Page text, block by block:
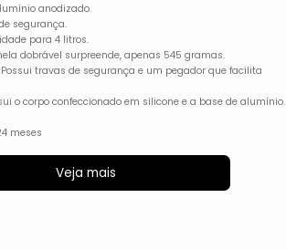
anodizado.
segurança.
para 4 litros.
dobrável surpreende, apenas 545 gramas.
travas de segurança e um pegador que facilita
o corpo confeccionado em silicone e a base de alumínio.
meses
Veja mais